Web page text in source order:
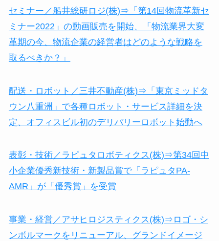
セミナー／船井総研ロジ(株)⇒「第14回物流革新セ
ミナー2022」の動画販売を開始、「物流業界大変
革期の今、物流企業の経営者はどのような戦略を
取るべきか？」
配送・ロボット／三井不動産(株)⇒「東京ミッドタ
ウン八重洲」で各種ロボット・サービス詳細を決
定、オフィスビル初のデリバリーロボット始動へ
表彰・技術／ラピュタロボティクス(株)⇒第34回中
小企業優秀新技術・新製品賞で「ラピュタPA-
AMR」が「優秀賞」を受賞
事業・経営／アサヒロジスティクス(株)⇒ロゴ・シ
ンボルマークをリニューアル、グランドイメージ